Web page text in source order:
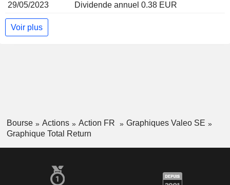
29/05/2023
Dividende annuel 0.38 EUR
Voir plus
Bourse Actions Action FR
Graphiques Valeo SE
Graphique Total Return